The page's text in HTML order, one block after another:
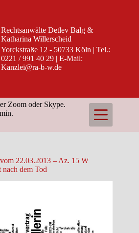
Rechtsanwälte Detlev Balg &
Katharina Willerscheid
Yorckstraße 12 - 50733 Köln | Tel.:
0221 / 991 40 29 | E-Mail:
Kanzlei@ra-b-w.de
Zoom oder Skype.
22.03.2013 – Az. 15 W
nach dem Tod